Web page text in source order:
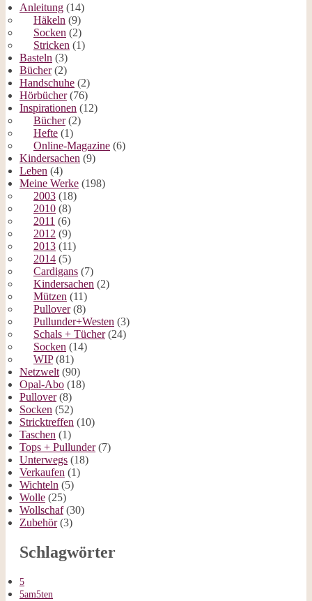
Anleitung (14)
Häkeln (9)
Socken (2)
Stricken (1)
Basteln (3)
Bücher(2)
Handschuhe (2)
Hörbücher(76)
Inspirationen (12)
Bücher(2)
Hefte (1)
Online-Magazine (6)
Kindersachen (9)
Leben (4)
Meine Werke (198)
2003 (18)
2010 (8)
2011 (6)
2012 (9)
2013 (11)
2014 (5)
Cardigans (7)
Kindersachen (2)
Mützen (11)
Pullover(8)
Pullunder+Westen (3)
Schals + Tücher(24)
Socken (14)
WIP(81)
Netzwelt (90)
Opal-Abo (18)
Pullover(8)
Socken (52)
Stricktreffen (10)
Taschen (1)
Tops + Pullunder(7)
Unterwegs (18)
Verkaufen (1)
Wichteln (5)
Wolle (25)
Wollschaf(30)
Zubehör(3)
Schlagwörter
5
5am5ten